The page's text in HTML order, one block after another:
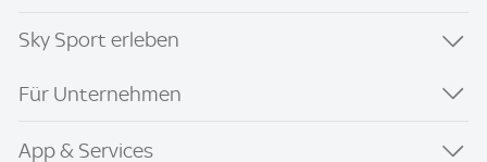
Sky Sport erleben
Für Unternehmen
App & Services